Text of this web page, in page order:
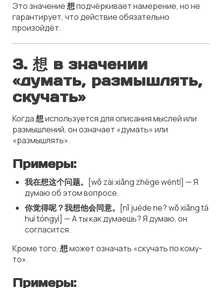
Это значение想подчёркивает намерение, но не
гарантирует, что действие обязательно
произойдёт.
3. 想 в значении
«думать, размышлять,
скучать»
Когда想используется для описания мыслей или
размышлений, он означает «думать» или
«размышлять».
Примеры:
我在想这个问题。 [wǒ zài xiǎng zhège wèntí] — Я
думаю об этом вопросе.
你觉得呢？我想他会同意。 [nǐ juéde ne? wǒ xiǎng tā
huì tóngyì] — А ты как думаешь? Я думаю, он
согласится.
Кроме того, 想может означать «скучать по кому-
то».
Примеры: